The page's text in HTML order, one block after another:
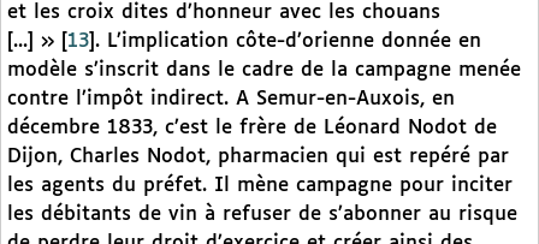
et les croix dites d’honneur avec les chouans
[...] »
13 . L’implication côte-d’orienne donnée en
modèle s’inscrit dans le cadre de la campagne menée
contre l’impôt indirect. A Semur-en-Auxois, en
décembre 1833, c’est le frère de Léonard Nodot de
Dijon, Charles Nodot, pharmacien qui est repéré par
les agents du préfet. Il mène campagne pour inciter
les débitants de vin à refuser de s’abonner au risque